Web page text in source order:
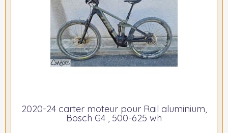
2020-24 carter moteur pour Rail aluminium,
Bosch G4 , 500-625 wh